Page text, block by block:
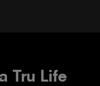
Tru Life